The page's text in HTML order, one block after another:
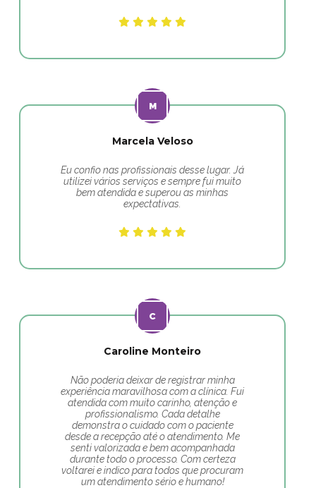
Marcela Veloso
Eu confio nas profissionais desse lugar. Já
utilizei vários serviços e sempre fui muito
bem atendida e superou as minhas
expectativas.
Caroline Monteiro
Não poderia deixar de registrar minha
experiência maravilhosa com a clínica. Fui
atendida com muito carinho, atenção e
profissionalismo. Cada detalhe
demonstra o cuidado com o paciente
desde a recepção até o atendimento. Me
senti valorizada e bem acompanhada
durante todo o processo. Com certeza
voltarei e indico para todos que procuram
um atendimento sério e humano!